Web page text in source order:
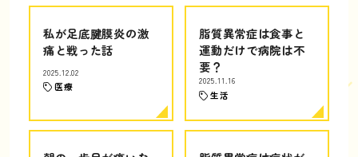
私が足底腱膜炎の激
痛と戦った話
2025.12.02
医療
脂質異常症は食事と
運動だけで病院は不
要？
2025.11.16
生活